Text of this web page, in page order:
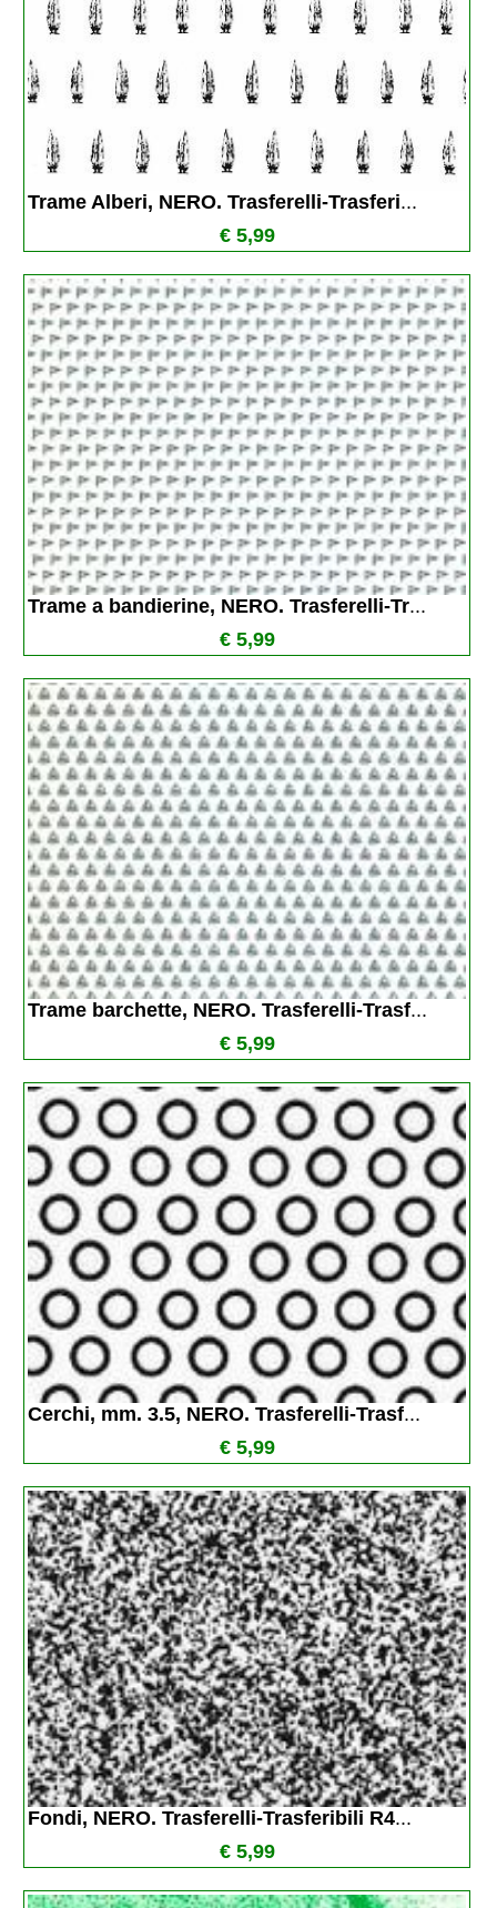
Trame Alberi, NERO. Trasferelli-Trasferi...
€ 5,99
Trame a bandierine, NERO. Trasferelli-Tr...
€ 5,99
Trame barchette, NERO. Trasferelli-Trasf...
€ 5,99
Cerchi, mm. 3.5, NERO. Trasferelli-Trasf...
€ 5,99
Fondi, NERO. Trasferelli-Trasferibili R4...
€ 5,99